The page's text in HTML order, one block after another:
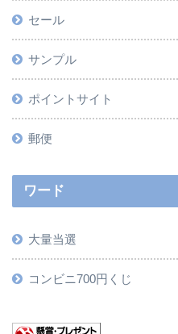
セール
サンプル
ポイントサイト
郵便
ワード
大量当選
コンビニ700円くじ